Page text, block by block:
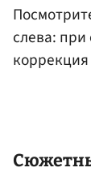
слева:
коррекция